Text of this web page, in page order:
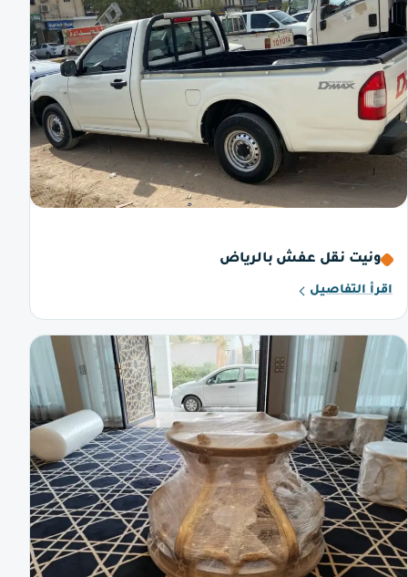
ونيت نقل عفش بالرياض
اقرأ التفاصيل